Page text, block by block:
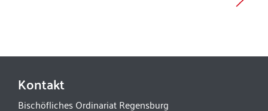
Kontakt
Bischöfliches Ordinariat Regensburg